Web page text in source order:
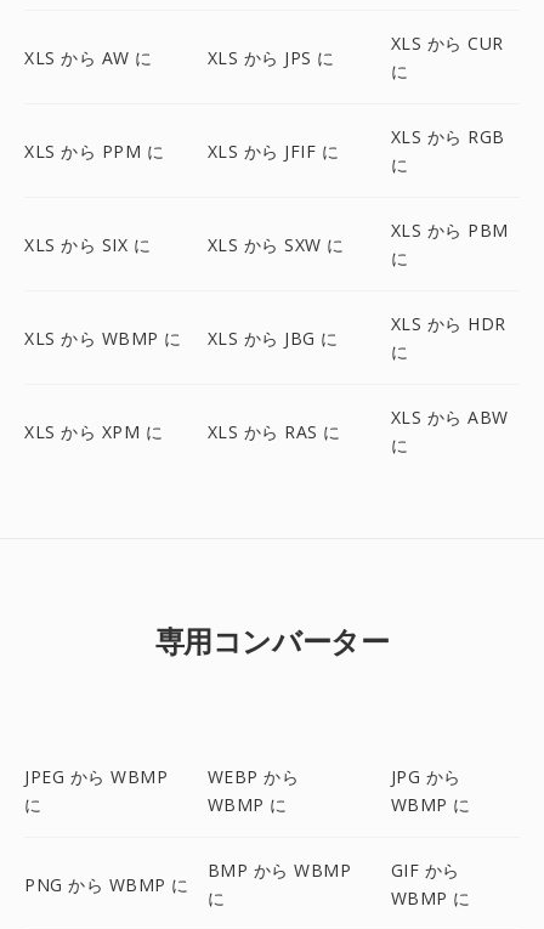
XLS から AW に XLS から JPS に
XLS から CUR
に
XLS から PPM に XLS から JFIF に
XLS から RGB
に
XLS から SIX に XLS から SXW に
XLS から PBM
に
XLS から WBMP に XLS から JBG に
XLS から HDR
に
XLS から XPM に XLS から RAS に
XLS から ABW
に
専用コンバーター
JPEG から WBMP
に
WEBP から
WBMP に
JPG から
WBMP に
PNG から WBMP に
BMP から WBMP
に
GIF から
WBMP に